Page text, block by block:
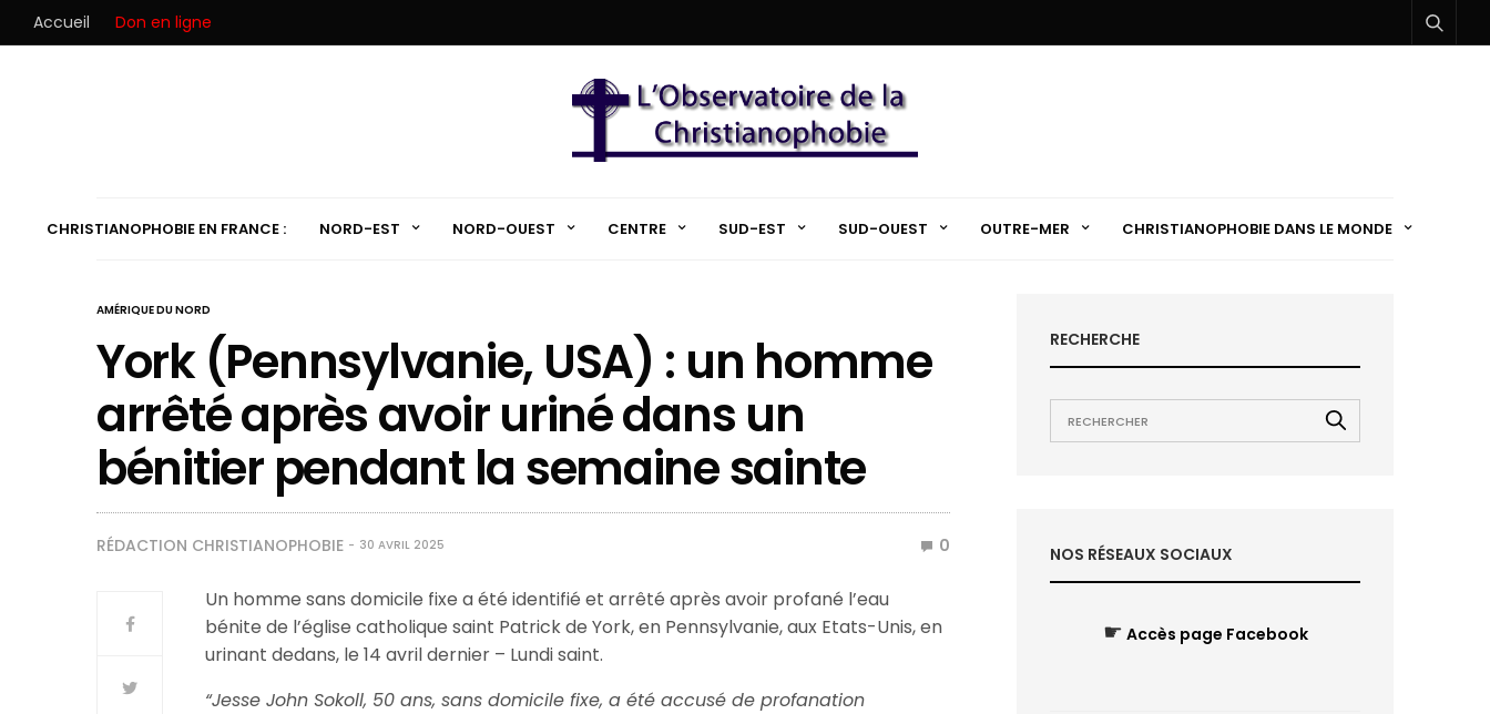
Accueil Don en ligne
CHRISTIANOPHOBIE EN FRANCE : NORD-EST NORD-OUEST CENTRE SUD-EST SUD-OUEST OUTRE-MER CHRISTIANOPHOBIE DANS LE MONDE
AMÉRIQUE DU NORD
York (Pennsylvanie, USA) : un homme
arrêté après avoir uriné dans un
bénitier pendant la semaine sainte
RÉDACTION CHRISTIANOPHOBIE 30 AVRIL 2025 0
Un homme sans domicile fixe a été identifié et arrêté après avoir profané l’eau
bénite de l’église catholique saint Patrick de York, en Pennsylvanie, aux Etats-Unis, en
urinant dedans, le 14 avril dernier – Lundi saint.
“Jesse John Sokoll, 50 ans, sans domicile fixe, a été accusé de profanation
RECHERCHE
NOS RÉSEAUX SOCIAUX
☛ Accès page Facebook